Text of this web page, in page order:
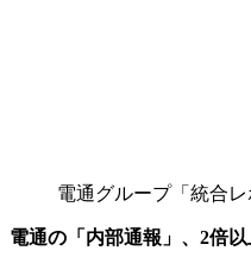
電通グループ「統合
電通の「内部通報」、 2倍以